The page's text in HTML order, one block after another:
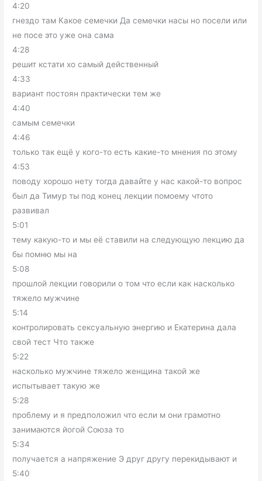
4:20
гнездо там Какое семечки Да семечки насы но посели или
не посе это уже она сама
4:28
решит кстати хо самый действенный
4:33
вариант постоян практически тем же
4:40
самым семечки
4:46
только так ещё у кого-то есть какие-то мнения по этому
4:53
поводу хорошо нету тогда давайте у нас какой-то вопрос
был да Тимур ты под конец лекции помоему чтото
развивал
5:01
тему какую-то и мы её ставили на следующую лекцию да
бы помню мы на
5:08
прошлой лекции говорили о том что если как насколько
тяжело мужчине
5:14
контролировать сексуальную энергию и Екатерина дала
свой тест Что также
5:22
насколько мужчине тяжело женщина такой же
испытывает такую же
5:28
проблему и я предположил что если м они грамотно
занимаются йогой Союза то
5:34
получается а напряжение Э друг другу перекидывают и
5:40